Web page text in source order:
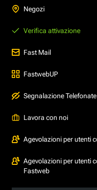
Negozi
Verifica attivazione
Fast Mail
FastwebUP
Segnalazione
Lavora con noi
Agevolazioni per utenti
Agevolazioni per utenti
Fastweb